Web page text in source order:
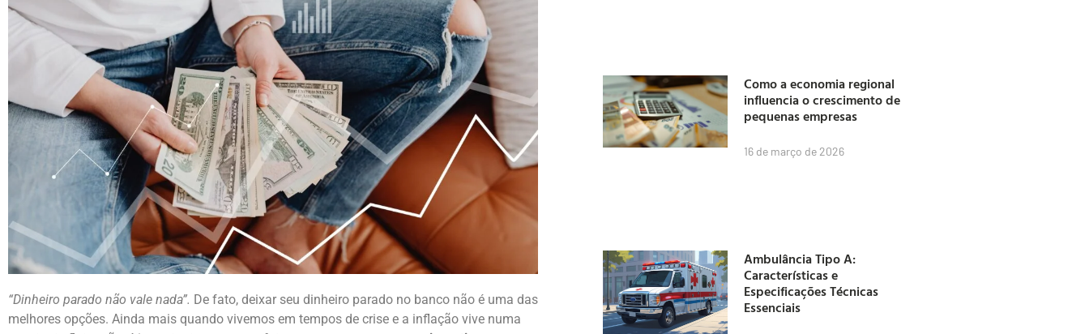
“Dinheiro parado não vale nada”. De fato, deixar seu dinheiro parado no banco não é uma das
melhores opções. Ainda mais quando vivemos em tempos de crise e a inflação vive numa
Como a economia regional
influencia o crescimento de
pequenas empresas
16 de março de 2026
Ambulância Tipo A:
Características e
Especificações Técnicas
Essenciais